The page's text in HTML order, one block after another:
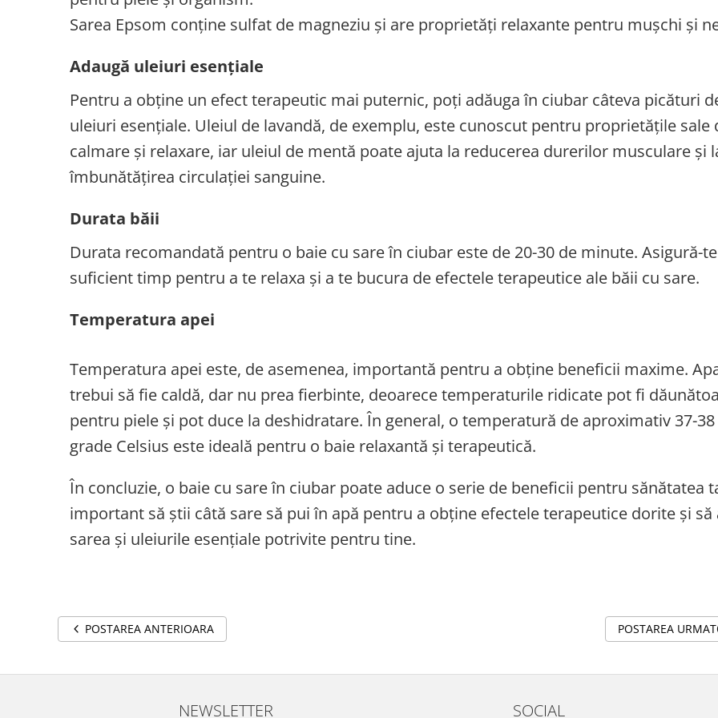
Sarea Epsom conține sulfat de magneziu și are proprietăți relaxante pentru mușchi și
Adaugă uleiuri esențiale
Pentru a obține un efect terapeutic mai puternic, poți adăuga în ciubar câteva picături
uleiuri esențiale. Uleiul de lavandă, de exemplu, este cunoscut pentru proprietățile sale
calmare și relaxare, iar uleiul de mentă poate ajuta la reducerea durerilor musculare și
îmbunătățirea circulației sanguine.
Durata băii
Durata recomandată pentru o baie cu sare în ciubar este de 20-30 de minute. Asigură-
suficient timp pentru a te relaxa și a te bucura de efectele terapeutice ale băii cu sare.
Temperatura apei
Temperatura apei este, de asemenea, importantă pentru a obține beneficii maxime.
trebui să fie caldă, dar nu prea fierbinte, deoarece temperaturile ridicate pot fi
pentru piele și pot duce la deshidratare. În general, o temperatură de aproximativ 37-
grade Celsius este ideală pentru o baie relaxantă și terapeutică.
În concluzie, o baie cu sare în ciubar poate aduce o serie de beneficii pentru sănătatea
important să știi câtă sare să pui în apă pentru a obține efectele terapeutice dorite și să
sarea și uleiurile esențiale potrivite pentru tine.
POSTAREA
POSTAREA ANTERIOARA
NEWSLETTER SOCIAL